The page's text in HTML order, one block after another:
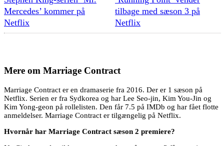
Mercedes’ kommer på
Netflix
tilbage med sæson 3 på
Netflix
Mere om Marriage Contract
Marriage Contract er en dramaserie fra 2016. Der er 1 sæson på
Netflix. Serien er fra Sydkorea og har Lee Seo-jin, Kim You-Jin og
Kim Yong-geon på rollelisten. Den får 7.5 på IMDb og har fået flotte
anmeldelser. Marriage Contract er tilgængelig på Netflix.
Hvornår har Marriage Contract sæson 2 premiere?